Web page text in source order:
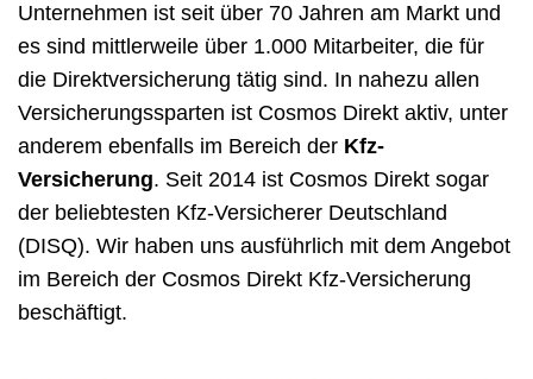
Unternehmen ist seit über 70 Jahren am Markt und
es sind mittlerweile über 1.000 Mitarbeiter, die für
die Direktversicherung tätig sind. In nahezu allen
Versicherungssparten ist Cosmos Direkt aktiv, unter
anderem ebenfalls im Bereich der Kfz-
Versicherung. Seit 2014 ist Cosmos Direkt sogar
der beliebtesten Kfz-Versicherer Deutschland
(DISQ). Wir haben uns ausführlich mit dem Angebot
im Bereich der Cosmos Direkt Kfz-Versicherung
beschäftigt.